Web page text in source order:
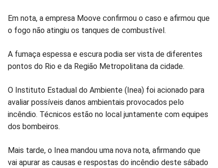
Em nota, a empresa Moove confirmou o caso e afirmou que
o fogo não atingiu os tanques de combustível.
A fumaça espessa e escura podia ser vista de diferentes
pontos do Rio e da Região Metropolitana da cidade.
O Instituto Estadual do Ambiente (Inea) foi acionado para
avaliar possíveis danos ambientais provocados pelo
incêndio. Técnicos estão no local juntamente com equipes
dos bombeiros.
Mais tarde, o Inea mandou uma nova nota, afirmando que
vai apurar as causas e respostas do incêndio deste sábado